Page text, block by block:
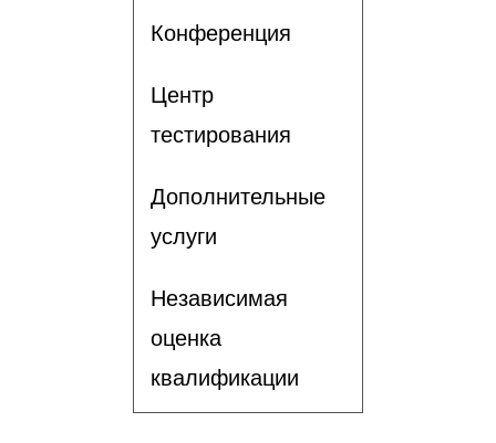
Конференция
Центр
тестирования
Дополнительные
услуги
Независимая
оценка
квалификации